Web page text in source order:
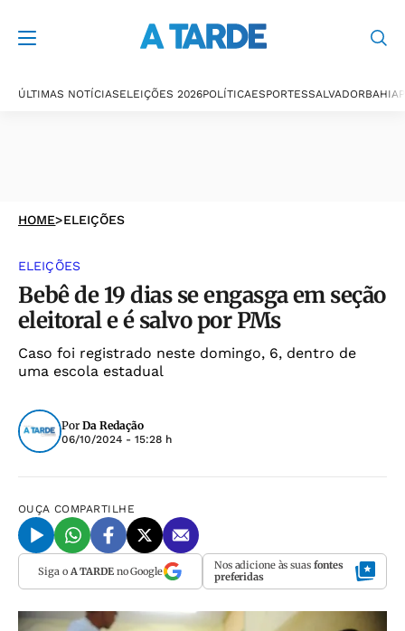
ÚLTIMAS NOTÍCIASELEIÇÕES 2026POLÍTICAESPORTESSALVADORBAHIA
HOME>ELEIÇÕES
ELEIÇÕES
Bebê de 19 dias se engasga em seção
eleitoral e é salvo por PMs
Caso foi registrado neste domingo, 6, dentro de
uma escola estadual
Por Da Redação
06/10/2024 - 15:28 h
OUÇA COMPARTILHE
Siga o A TARDEno Google Nos adicione às suas fontes
preferidas